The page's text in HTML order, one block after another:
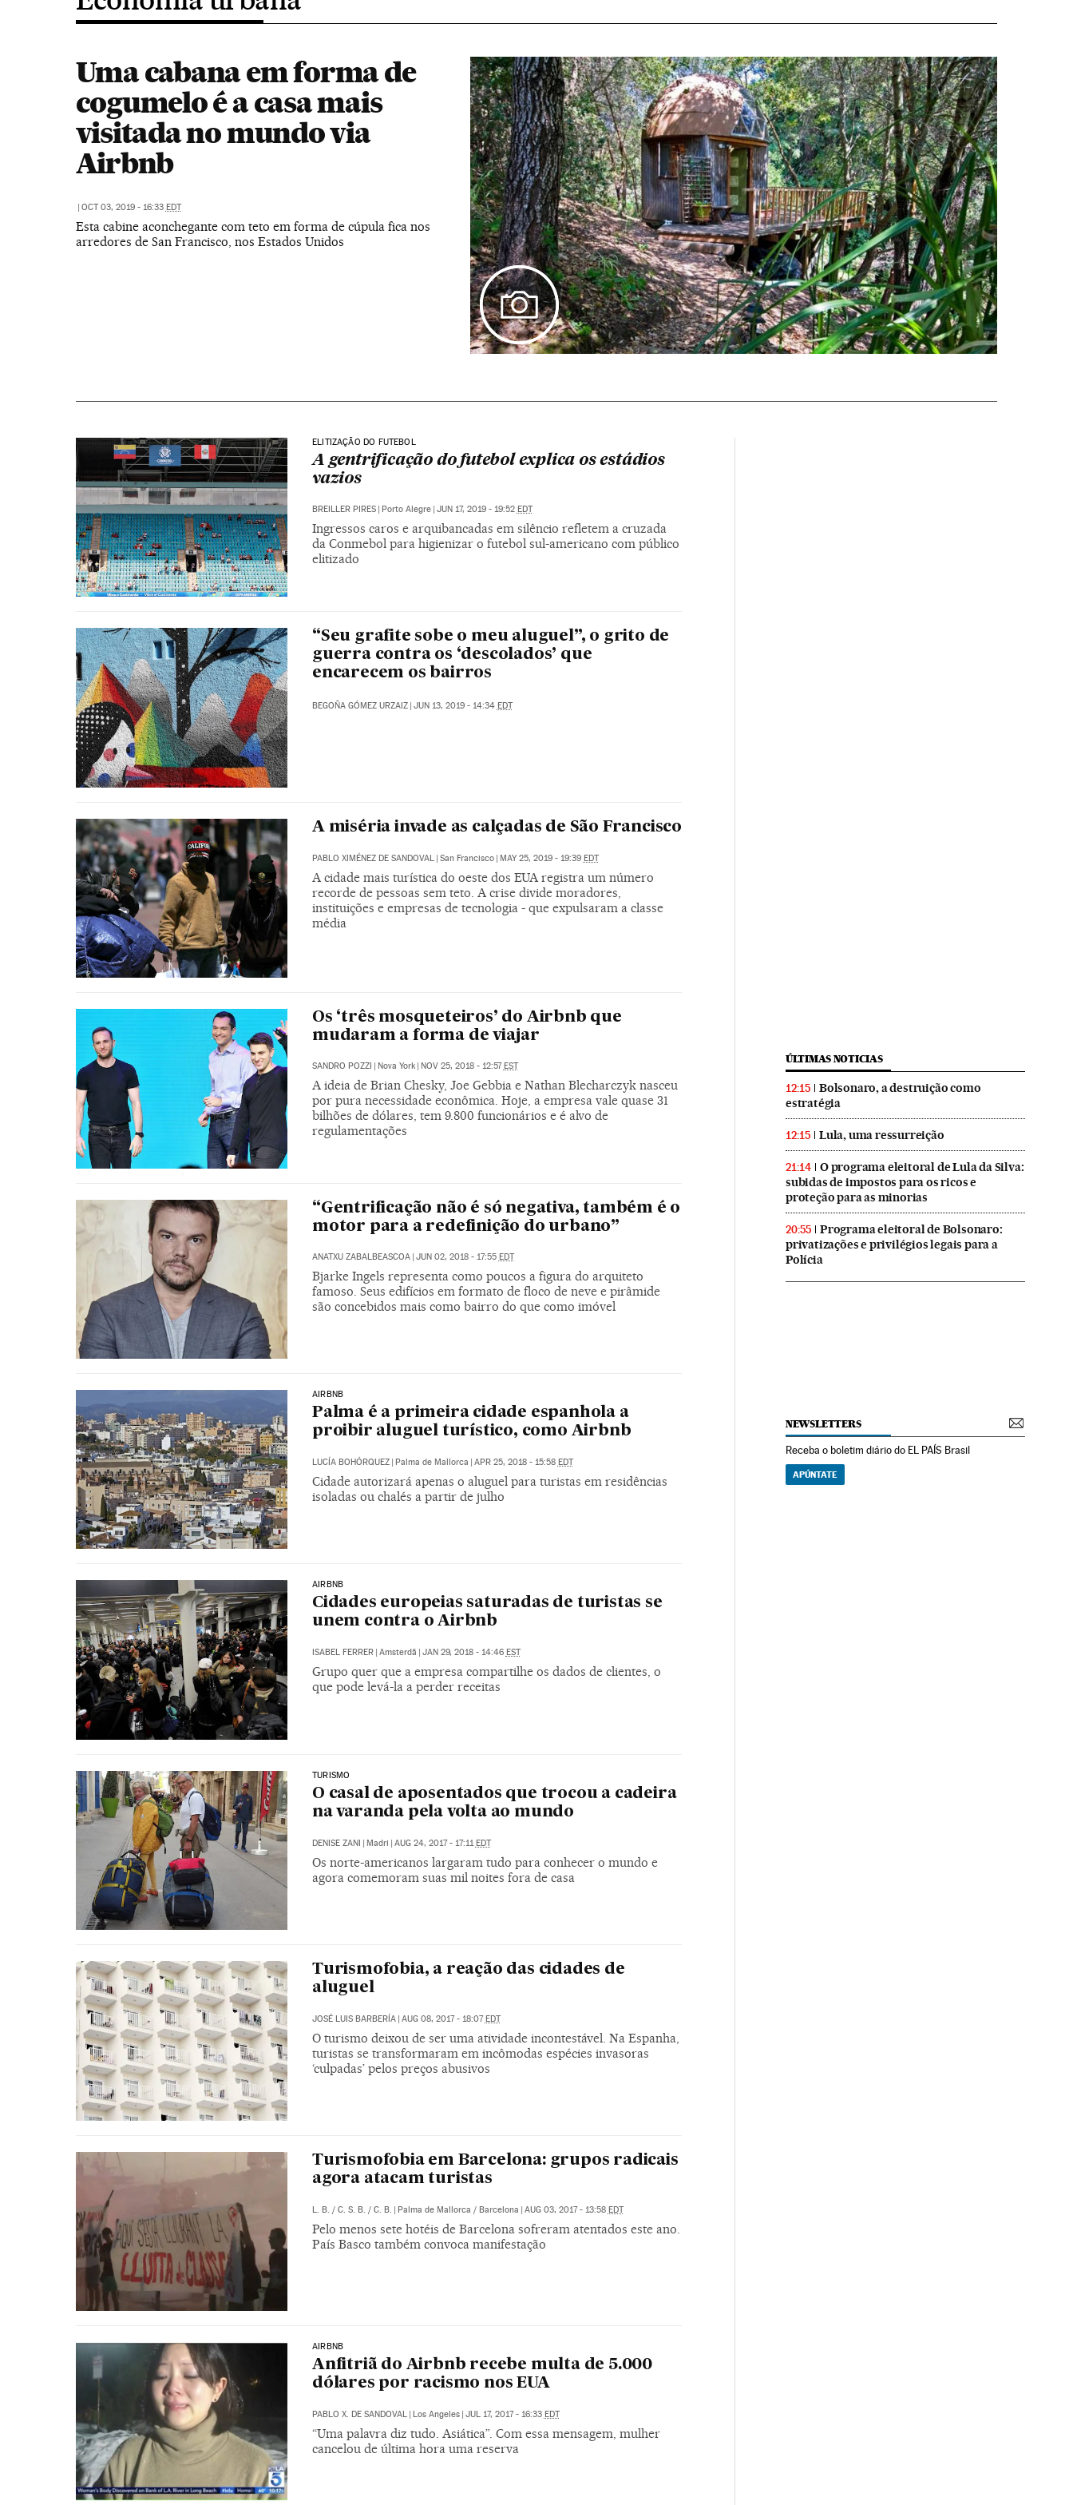
Uma cabana em forma de
cogumelo é a casa mais
visitada no mundo via
Airbnb
| OCT 03, 2019 - 16:33 EDT
Esta cabine aconchegante com teto em forma de cúpula fica nos
arredores de San Francisco, nos Estados Unidos
ELITIZAÇÃO DO FUTEBOL
A gentrificação do futebol explica os estádios
vazios
BREILLER PIRES | Porto Alegre | JUN 17, 2019 - 19:52 EDT
Ingressos caros e arquibancadas em silêncio refletem a cruzada
da Conmebol para higienizar o futebol sul-americano com público
elitizado
“Seu grafite sobe o meu aluguel”, o grito de
guerra contra os ‘descolados’ que
encarecem os bairros
BEGOÑA GÓMEZ URZAIZ | JUN 13, 2019 - 14:34 EDT
A miséria invade as calçadas de São Francisco
PABLO XIMÉNEZ DE SANDOVAL | San Francisco | MAY 25, 2019 - 19:39 EDT
A cidade mais turística do oeste dos EUA registra um número
recorde de pessoas sem teto. A crise divide moradores,
instituições e empresas de tecnologia - que expulsaram a classe
média
Os ‘três mosqueteiros’ do Airbnb que
mudaram a forma de viajar
SANDRO POZZI | Nova York | NOV 25, 2018 - 12:57EST
A ideia de Brian Chesky, Joe Gebbia e Nathan Blecharczyk nasceu
por pura necessidade econômica. Hoje, a empresa vale quase 31
bilhões de dólares, tem 9.800 funcionários e é alvo de
regulamentações
“Gentrificação não é só negativa, também é o
motor para a redefinição do urbano”
ANATXU ZABALBEASCOA JUN 02, 2018 - 17:55 EDT
Bjarke Ingels representa como poucos a figura do arquiteto
famoso. Seus edifícios em formato de floco de neve e pirâmide
são concebidos mais como bairro do que como imóvel
AIRBNB
Palma é a primeira cidade espanhola a
proibir aluguel turístico, como Airbnb
LUCÍA BOHÓRQUEZ | Palma de Mallorca | APR 25, 2018 - 15:58 EDT
Cidade autorizará apenas o aluguel para turistas em residências
isoladas ou chalés a partir de julho
AIRBNB
Cidades europeias saturadas de turistas se
unem contra o Airbnb
ISABEL FERRER Amsterdã JAN 29, 2018 - 14:46 EST
Grupo quer que a empresa compartilhe os dados de clientes, o
que pode levá-la a perder receitas
TURISMO
O casal de aposentados que trocou a cadeira
na varanda pela volta ao mundo
DENISE ZANI | Madri | AUG 24, 2017 - 17:11EDT
Os norte-americanos largaram tudo para conhecer o mundo e
agora comemoram suas mil noites fora de casa
Turismofobia, a reação das cidades de
aluguel
JOSÉ LUIS BARBERÍA | AUG 08, 2017 - 18:07EDT
O turismo deixou de ser uma atividade incontestável. Na Espanha,
turistas se transformaram em incômodas espécies invasoras
‘culpadas’ pelos preços abusivos
Turismofobia em Barcelona: grupos radicais
agora atacam turistas
L. B. / C. S. B. / C. B. Palma de Mallorca / Barcelona AUG 03, 2017 - 13:58 EDT
Pelo menos sete hotéis de Barcelona sofreram atentados este ano.
País Basco também convoca manifestação
AIRBNB
Anfitriã do Airbnb recebe multa de 5.000
dólares por racismo nos EUA
PABLO X. DE SANDOVAL | Los Angeles | JUL 17, 2017 - 16:33 EDT
“Uma palavra diz tudo. Asiática”. Com essa mensagem, mulher
cancelou de última hora uma reserva
ÚLTIMAS NOTICIAS
12:15
Bolsonaro, a destruição como
estratégia
12:15 Lula, uma ressurreição
21:14
O programa eleitoral de Lula da Silva:
subidas de impostos para os ricos e
proteção para as minorias
20:55
Programa eleitoral de Bolsonaro:
privatizações e privilégios legais para a
Polícia
NEWSLETTERS
Receba o boletim diário do EL PAÍS Brasil
APÚNTATE